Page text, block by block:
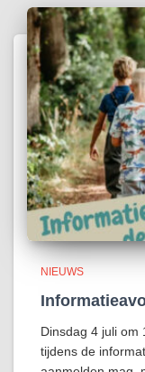
NIEUWS
Dinsdag 4 juli om
tijdens de